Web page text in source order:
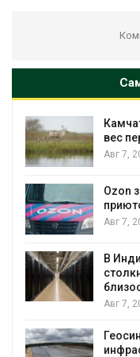
вес
Авг 7,
Ozon
Авг 7,
В
Авг 7,